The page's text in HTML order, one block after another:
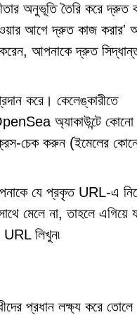
অনুভূতি তৈরি করে দ্রুত
আগে দ্রুত কাজ করার'
আপনাকে দ্রুত
করে। কেলেঙ্কারীতে
অ্যাকাউন্টে কোনো
ক্রস-চেক করুন (ইমেলের
যে প্রকৃত URL-এ
মেলে না, তাহলে এগিয়ে
URL লিখুন৷
প্রধান লক্ষ্য করে